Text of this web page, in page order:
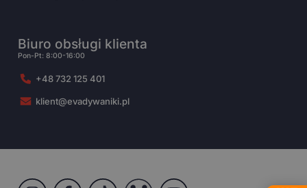
Biuro obsługi klienta
Pon-Pt: 8:00-16:00
+48 732 125 401
klient@evadywaniki.pl